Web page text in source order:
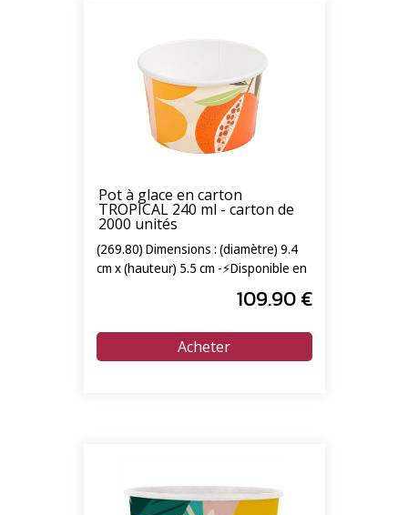
Pot à glace en carton
TROPICAL 240 ml - carton de
2000 unités
(269.80) Dimensions : (diamètre) 9.4
cm x (hauteur) 5.5 cm -⚡Disponible en
109.90€